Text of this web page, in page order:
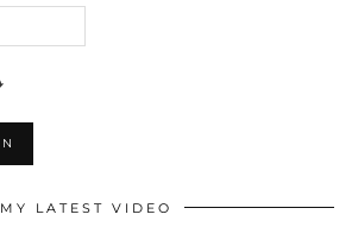
MY LATEST VIDEO